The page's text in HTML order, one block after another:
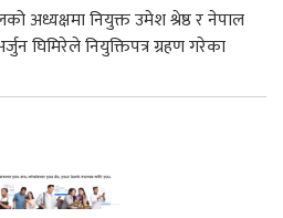
अध्यक्षमा नियुक्त उमेश श्रेष्ठ र नेपाल
घिमिरेले नियुक्तिपत्र ग्रहण गरेका